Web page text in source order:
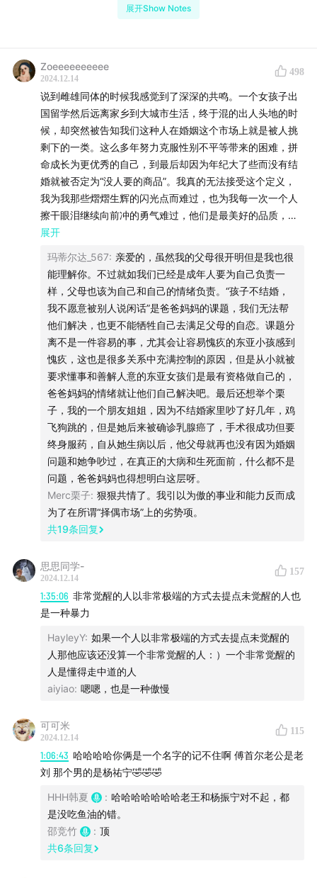
情与生活的多重选择”展开讨论。觉醒的女性如何在A面
的人适合我们？我们又该寻求怎样的亲密关系？
最重要的是，爱自己，又应该是怎么爱啊！
这不仅是对影视作品的解析，更是对当代社会现象的深刻
思考。期待听众朋友们在评论区分享你们的见解，与喷嚏
一起继续这场对话。
喷嚏账号：喷嚏Sneeze
时间码：
《再见爱人》和《好东西》，展现了未觉醒、觉醒
之中、觉醒的女性在婚姻和爱情中的状态。
做了妈妈后竹子的疑问，为什么那些来自“革命老区”
的高知精英太太，也甘心做家庭主妇？
作为独生女，进入家庭之前，我们都是和男性在A面
顶峰相遇的。
当B面(家庭)的按钮被按下时，女性要么被卡在B
面，要么AB面来回游移。
生活在象牙塔尖的女性，也要给丈夫“烫衬衫”?
23:20 竹子：一个金丝雀的前身，也有可能是向往自由的
野鸟。
韩夏：我从小就被当成“双性孩子”养，好不容易长大
成人，你让我去找个“小杨子”？
麦琳“亮子的幸福就是我的幸福”，我的幸福到底是什
33:03 竹子和韩夏：有没有一种可能，事业和爱情是可以
韩夏：我喜欢的男人，可以是“霸总”，但同时也是个
“媚娘”。
有野心的女人，会找什么样的男人结婚？金斯伯格的
一点启示。
展开Show Notes
Zoeeeeeeeeee
2024.12.14
498
说到雌雄同体的时候我感觉到了深深的共鸣。一个女孩子出
国留学然后远离家乡到大城市生活，终于混的出人头地的时
候，却突然被告知我们这种人在婚姻这个市场上就是被人挑
剩下的一类。这么多年努力克服性别不平等带来的困难，拼
命成长为更优秀的自己，到最后却因为年纪大了些而没有结
婚就被否定为“没人要的商品”。我真的无法接受这个定义，
我为我那些熠熠生辉的闪光点而难过，也为我每一次一个人
擦干眼泪继续向前冲的勇气难过，他们是最美好的品质，却
在婚姻这个市场上一文不值。其实最让我难过的是，我感觉
成了扎在他们心头的针。我可以lead一个超级大的项目，也
可以一个人出国旅行，但这些都抵不过别人一句“35岁了还不
结婚生孩子，以后只能给别人做后妈”对父母的杀伤力大。说
句实话，我不担心以后老了没人养，也不担心去养老院会被
别人欺负，但我担心父母会因为我的事情在剩下的几十年里
郁郁寡欢终日难过，这可能就是我们这些雌雄同体的女孩子
哪怕再潇洒也无法释怀的心结吧。
展开
玛蒂尔达_567: 亲爱的，虽然我的父母很开明但是我也很
能理解你。不过就如我们已经是成年人要为自己负责一
样，父母也该为自己和自己的情绪负责。“孩子不结婚，
我不愿意被别人说闲话”是爸爸妈妈的课题，我们无法帮
他们解决，也更不能牺牲自己去满足父母的自恋。课题分
离不是一件容易的事，尤其会让容易愧疚的东亚小孩感到
愧疚，这也是很多关系中充满控制的原因，但是从小就被
要求懂事和善解人意的东亚女孩们是最有资格做自己的，
爸爸妈妈的情绪就让他们自己解决吧。最后还想举个栗
子，我的一个朋友姐姐，因为不结婚家里吵了好几年，鸡
飞狗跳的，但是她后来被确诊乳腺癌了，手术很成功但要
终身服药，自从她生病以后，他父母就再也没有因为婚姻
问题和她争吵过，在真正的大病和生死面前，什么都不是
问题，爸爸妈妈也得想明白这层呀。
Merc栗子: 狠狠共情了。我引以为傲的事业和能力反而成
为了在所谓“择偶市场”上的劣势项。
共19条回复
思思同学-
2024.12.14
157
1:35:06 非常觉醒的人以非常极端的方式去提点未觉醒的人也
是一种暴力
HayleyY: 如果一个人以非常极端的方式去提点未觉醒的
人那他应该还没算一个非常觉醒的人：）一个非常觉醒的
人是懂得走中道的人
aiyiao: 嗯嗯，也是一种傲慢
可可米
2024.12.14
115
1:06:43 哈哈哈哈你俩是一个名字的记不住啊 傅首尔老公是老
刘 那个男的是杨祐宁🤣🤣🤣
HHH韩夏 : 哈哈哈哈哈哈哈老王和杨振宁对不起，都
是没吃鱼油的错。
邵竞竹
: 顶
共6条回复